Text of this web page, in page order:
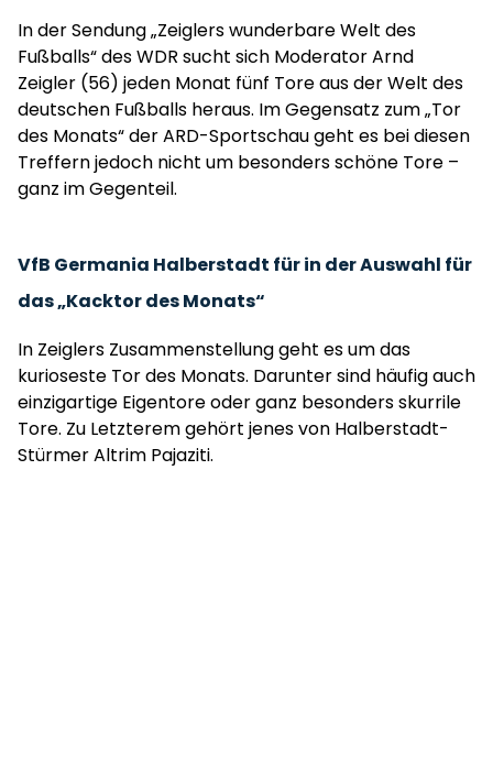
In der Sendung „Zeiglers wunderbare Welt des
Fußballs“ des WDR sucht sich Moderator Arnd
Zeigler (56) jeden Monat fünf Tore aus der Welt des
deutschen Fußballs heraus. Im Gegensatz zum „Tor
des Monats“ der ARD-Sportschau geht es bei diesen
Treffern jedoch nicht um besonders schöne Tore –
ganz im Gegenteil.
VfB Germania Halberstadt für in der Auswahl für
das „Kacktor des Monats“
In Zeiglers Zusammenstellung geht es um das
kurioseste Tor des Monats. Darunter sind häufig auch
einzigartige Eigentore oder ganz besonders skurrile
Tore. Zu Letzterem gehört jenes von Halberstadt-
Stürmer Altrim Pajaziti.